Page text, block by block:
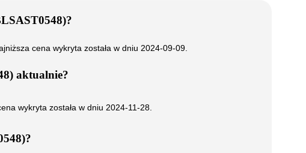
?
cena wykryta została w dniu 2024-09-09.
aktualnie?
wykryta została w dniu 2024-11-28
?